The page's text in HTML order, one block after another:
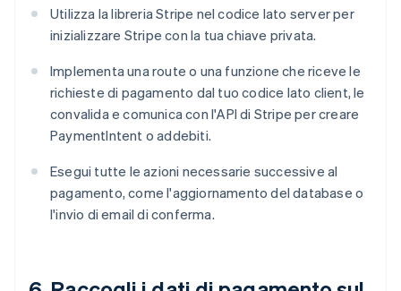
Utilizza la libreria Stripe nel codice lato server per
inizializzare Stripe con la tua chiave privata.
Implementa una route o una funzione che riceve le
richieste di pagamento dal tuo codice lato client, le
convalida e comunica con l'API di Stripe per creare
PaymentIntent o addebiti.
Esegui tutte le azioni necessarie successive al
pagamento, come l'aggiornamento del database o
l'invio di email di conferma.